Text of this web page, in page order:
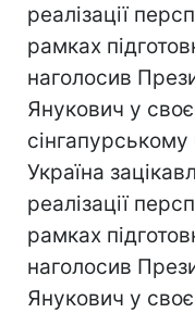
реалізації
рамках
наголосив
Янукович у
Україна
реалізації
рамках
наголосив
Янукович у